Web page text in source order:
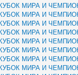
КУБОК МИРА И
КУБОК МИРА И
КУБОК МИРА И
КУБОК МИРА И
КУБОК МИРА И
КУБОК МИРА И
КУБОК МИРА И
КУБОК МИРА И